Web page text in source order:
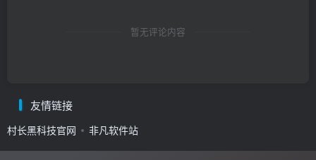
暂无评论内容
友情链接
村长黑科技官网 非凡软件站